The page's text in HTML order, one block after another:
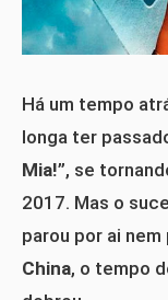
Há um tempo
longa ter
Mia!”, se
2017. Mas o
parou por ai
China, o tempo